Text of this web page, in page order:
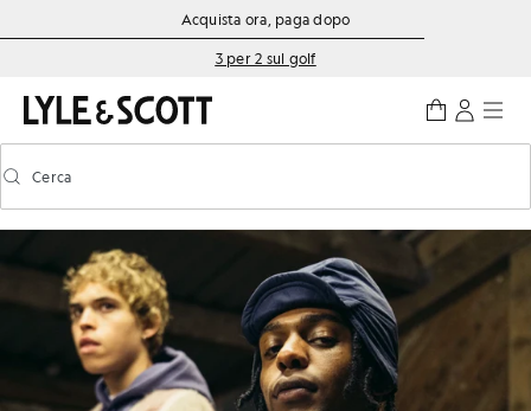
Vai al contenuto principale
Informazioni sull'accessibilitàAcquista ora, paga dopo
3 per 2 sul golf
Attiva/disattiva la ricerca predittiva
Cerca